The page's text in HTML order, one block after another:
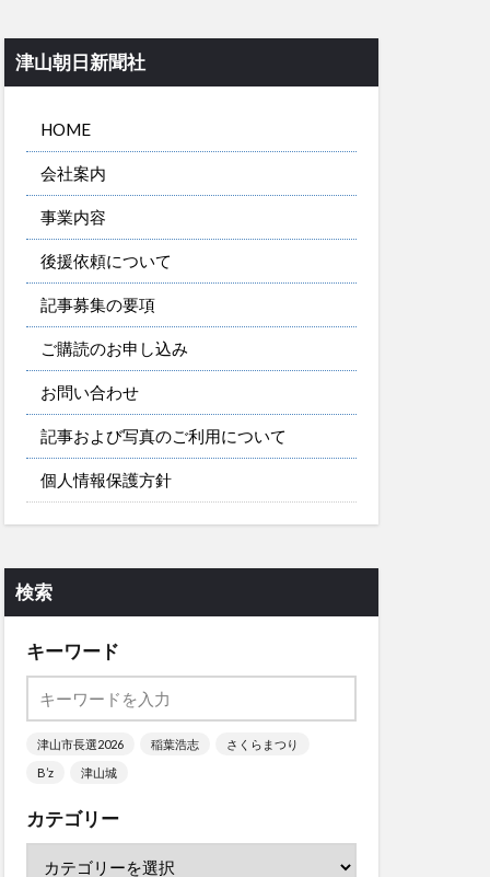
津山朝日新聞社
HOME
会社案内
事業内容
後援依頼について
記事募集の要項
ご購読のお申し込み
お問い合わせ
記事および写真のご利用について
個人情報保護方針
検索
キーワード
津山市長選2026 稲葉浩志
さくらまつり
B’z
津山城
カテゴリー